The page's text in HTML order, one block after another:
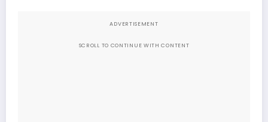
ADVERTISEMENT
SCROLL TO CONTINUE WITH CONTENT